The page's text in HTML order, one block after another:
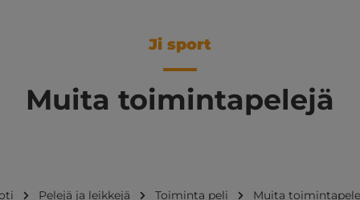
Ji sport
Muita toimintapelejä
Pelejä ja leikkejä Toiminta peli Muita